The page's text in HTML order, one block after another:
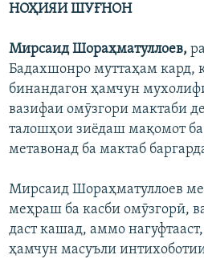
НОҲИЯИ ШУҒНОН
Мирсаид Шораҳматуллоев,
Бадахшонро муттаҳам кард,
бинандагон ҳамчун
вазифаи омӯзгори мактаби
талошҳои зиёдаш мақомот
метавонад ба мактаб
Мирсаид Шораҳматуллоев
меҳраш ба касби омӯзгорӣ,
даст кашад, аммо
ҳамчун масуъли